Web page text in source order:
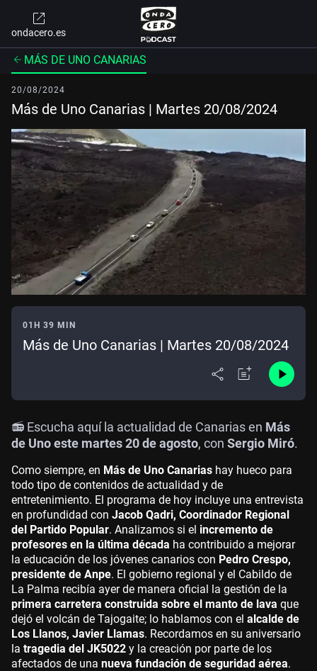
ondacero.es
MÁS DE UNO CANARIAS
20/08/2024
Más de Uno Canarias | Martes 20/08/2024
01H 39 MIN
Más de Uno Canarias | Martes 20/08/2024
📻 Escucha aquí la actualidad de Canarias en Más
de Uno este martes 20 de agosto, con Sergio Miró.
Como siempre, en Más de Uno Canarias hay hueco para
todo tipo de contenidos de actualidad y de
entretenimiento. El programa de hoy incluye una entrevista
en profundidad con Jacob Qadri, Coordinador Regional
del Partido Popular. Analizamos si el incremento de
profesores en la última década ha contribuido a mejorar
la educación de los jóvenes canarios con Pedro Crespo,
presidente de Anpe. El gobierno regional y el Cabildo de
La Palma recibía ayer de manera oficial la gestión de la
primera carretera construida sobre el manto de lava que
dejó el volcán de Tajogaite; lo hablamos con el alcalde de
Los Llanos, Javier Llamas. Recordamos en su aniversario
la tragedia del JK5022 y la creación por parte de los
afectados de una nueva fundación de seguridad aérea.